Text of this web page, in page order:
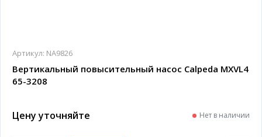
Артикул: NA9826
Вертикальный повысительный насос Calpeda MXVL4
65-3208
Цену уточняйте Нет в наличии